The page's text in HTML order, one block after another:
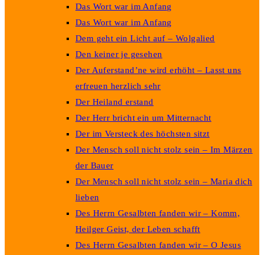
Das Wort war im Anfang
Das Wort war im Anfang
Dem geht ein Licht auf – Wolgalied
Den keiner je gesehen
Der Auferstand’ne wird erhöht – Lasst uns
erfreuen herzlich sehr
Der Heiland erstand
Der Herr bricht ein um Mitternacht
Der im Versteck des höchsten sitzt
Der Mensch soll nicht stolz sein – Im Märzen
der Bauer
Der Mensch soll nicht stolz sein – Maria dich
lieben
Des Herrn Gesalbten fanden wir – Komm,
Heilger Geist, der Leben schafft
Des Herrn Gesalbten fanden wir – O Jesus